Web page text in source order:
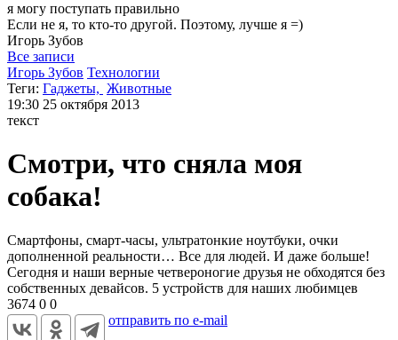
я могу поступать правильно
Если не я, то кто-то другой. Поэтому, лучше я =)
Игорь Зубов
Все записи
Игорь Зубов Технологии
Теги: Гаджеты, Животные
19:30 25 октября 2013
текст
Смотри, что сняла моя
собака!
Смартфоны, смарт-часы, ультратонкие ноутбуки, очки
дополненной реальности… Все для людей. И даже больше!
Сегодня и наши верные четвероногие друзья не обходятся без
собственных девайсов. 5 устройств для наших любимцев
3674 0 0
отправить по e-mail